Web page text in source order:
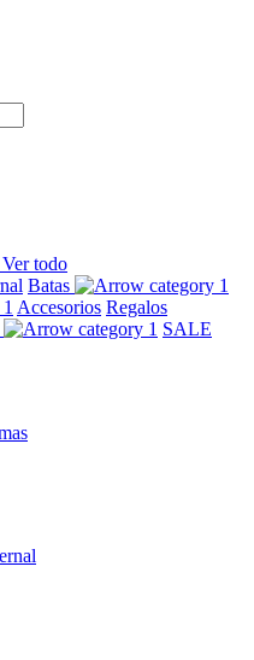
Ver todo
Batas
Accesorios Regalos
SALE